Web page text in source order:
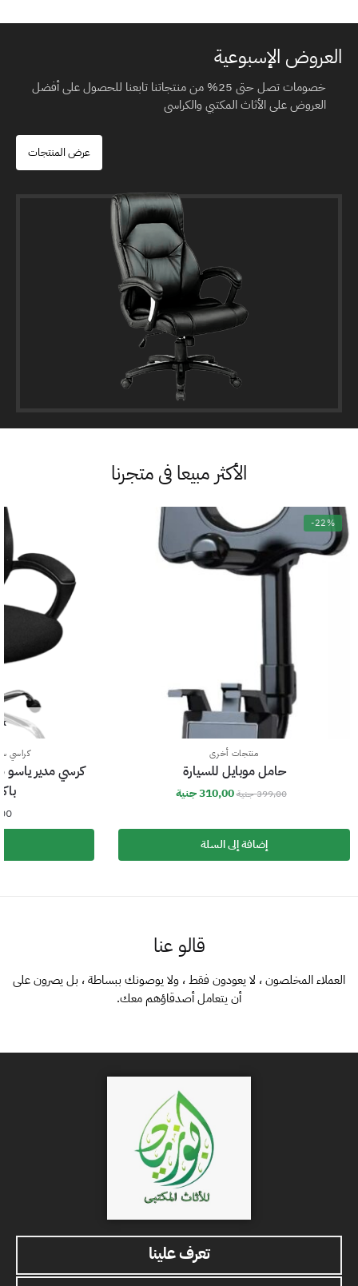
العروض الإسبوعية
خصومات تصل حتى 25% من منتجاتنا تابعنا للحصول على أفضل
العروض على الأثاث المكتبي والكراسى
عرض المنتجات
الأكثر مبيعا فى متجرنا
-22%
منتجات أخرى
حامل موبايل للسيارة
399,00جنية310,00جنية
إضافة إلى السلة
كراسي
كرسي مدير
قالو عنا
العملاء المخلصون ، لا يعودون فقط ، ولا يوصونك ببساطة ، بل يصرون على
أن يتعامل أصدقاؤهم معك.
تعرف علينا